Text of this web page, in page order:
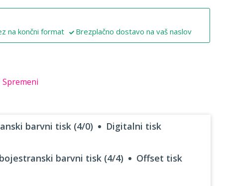
na končni format Brezplačno dostavo na vaš naslov
Spremeni
barvni tisk (4/0) Digitalni tisk
barvni tisk (4/4) Offset tisk